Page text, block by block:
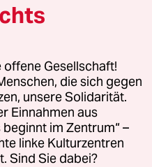
GmbH
Fragen oder für Genehmigungen
Kommune-Richtlinien
Impressum AGB
Gesellschaft!
die sich gegen
unsere Solidarität.
Einnahmen aus
im Zentrum“ –
linke Kulturzentren
Sind Sie dabei?